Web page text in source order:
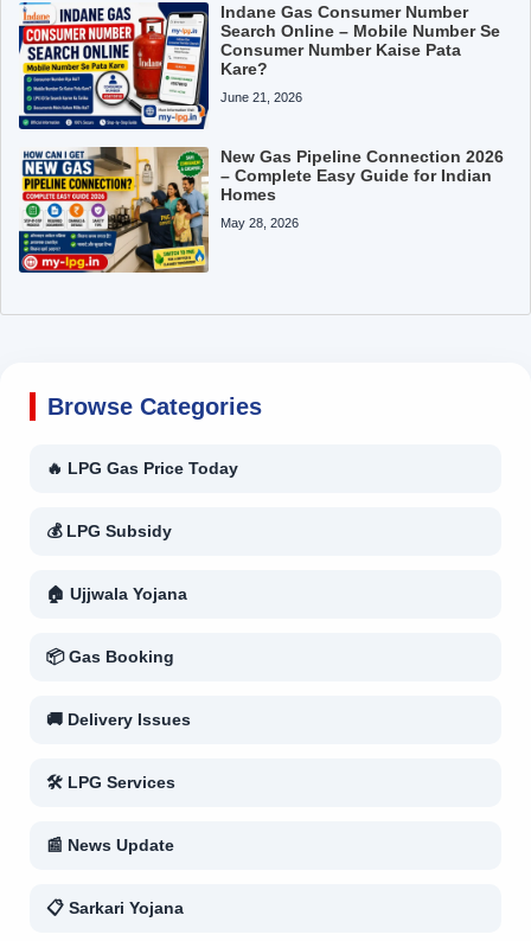
Indane Gas Consumer Number
Search Online – Mobile Number Se
Consumer Number Kaise Pata
Kare?
June 21, 2026
New Gas Pipeline Connection 2026
– Complete Easy Guide for Indian
Homes
May 28, 2026
Browse Categories
🔥 LPG Gas Price Today
💰 LPG Subsidy
🏠 Ujjwala Yojana
📦 Gas Booking
🚚 Delivery Issues
🛠 LPG Services
📰 News Update
📋 Sarkari Yojana